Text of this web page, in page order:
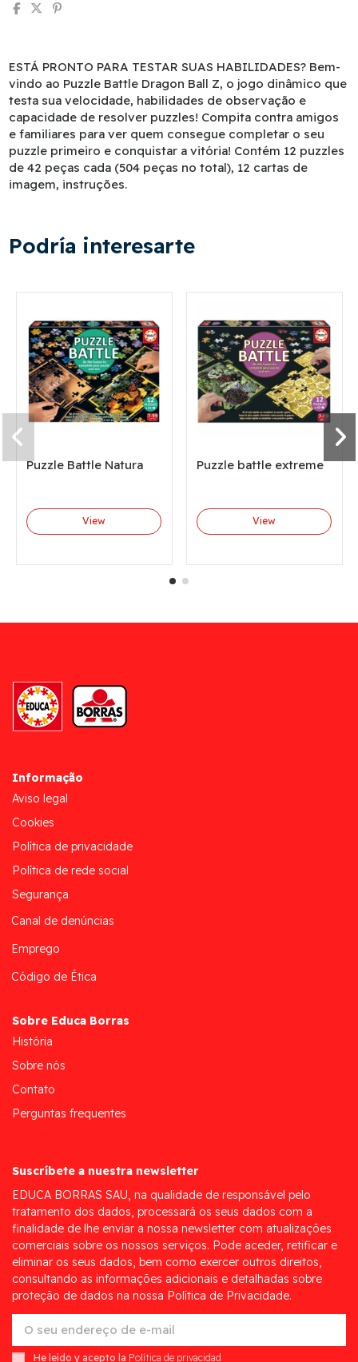
ESTÁ PRONTO PARA TESTAR SUAS HABILIDADES? Bem-
vindo ao Puzzle Battle Dragon Ball Z, o jogo dinâmico que
testa sua velocidade, habilidades de observação e
capacidade de resolver puzzles! Compita contra amigos
e familiares para ver quem consegue completar o seu
puzzle primeiro e conquistar a vitória! Contém 12 puzzles
de 42 peças cada (504 peças no total), 12 cartas de
imagem, instruções.
Podría interesarte
Puzzle Battle Natura
View
Puzzle battle extreme
View
Informação
Aviso legal
Cookies
Política de privacidade
Política de rede social
Segurança
Canal de denúncias
Emprego
Código de Ética
Sobre Educa Borras
História
Sobre nós
Contato
Perguntas frequentes
Suscríbete a nuestra newsletter
EDUCA BORRAS SAU, na qualidade de responsável pelo
tratamento dos dados, processará os seus dados com a
finalidade de lhe enviar a nossa newsletter com atualizações
comerciais sobre os nossos serviços. Pode aceder, retificar e
eliminar os seus dados, bem como exercer outros direitos,
consultando as informações adicionais e detalhadas sobre
proteção de dados na nossa Política de Privacidade.
He leído y acepto la Política de privacidad